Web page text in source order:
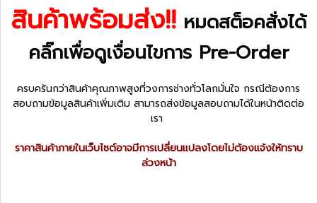
สินค้าพร้อมส่ง!! หมดสต็อคสั่งได้
คลิ๊กเพื่อดูเงื่อนไขการ Pre-Order
ครบครันกว่าสินค้าคุณภาพสูงที่วงการช่างทั่วโลกมั่นใจ กรณีต้องการ
สอบถามข้อมูลสินค้าเพิ่มเติม สามารถส่งข้อมูลสอบถามได้ในหน้าติดต่อ
เรา
ราคาสินค้าภายในเว็บไซต์อาจมีการเปลี่ยนแปลงโดยไม่ต้องแจ้งให้ทราบ
ล่วงหน้า